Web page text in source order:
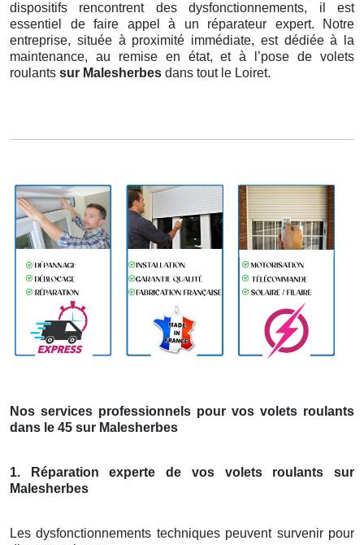
dispositifs rencontrent des dysfonctionnements, il est
essentiel de faire appel à un réparateur expert. Notre
entreprise, située à proximité immédiate, est dédiée à la
maintenance, au remise en état, et à l’pose de volets
roulants sur Malesherbes dans tout le Loiret.
Nos services professionnels pour vos volets roulants
dans le 45 sur Malesherbes
1. Réparation experte de vos volets roulants sur
Malesherbes
Les dysfonctionnements techniques peuvent survenir pour